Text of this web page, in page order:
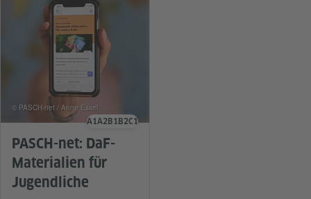
PASCH-net: DaF-
Materialien für
Jugendliche
© PASCH-net / Anne Essel
Sprachniveau
A1A2 B1 B2C1